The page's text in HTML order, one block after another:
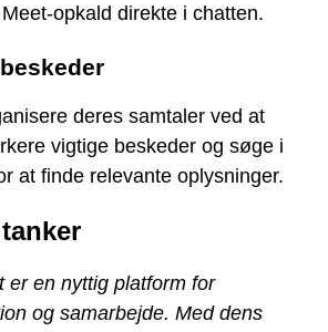
opkald direkte i chatten.
deres samtaler ved at
vigtige beskeder og søge i
at finde relevante oplysninger.
er en nyttig platform for
og samarbejde. Med dens